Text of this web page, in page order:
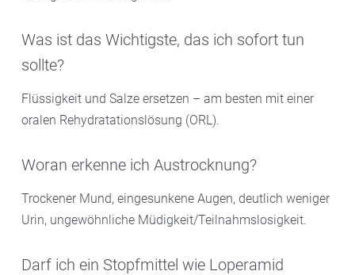
Was ist das Wichtigste, das ich sofort tun
sollte?
Flüssigkeit und Salze ersetzen – am besten mit einer
oralen Rehydratationslösung (ORL).
Woran erkenne ich Austrocknung?
Trockener Mund, eingesunkene Augen, deutlich weniger
Urin, ungewöhnliche Müdigkeit/Teilnahmslosigkeit.
Darf ich ein Stopfmittel wie Loperamid